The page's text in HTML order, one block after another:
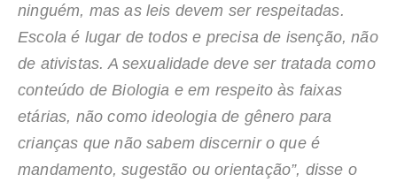
ninguém, mas as leis devem ser respeitadas.
Escola é lugar de todos e precisa de isenção, não
de ativistas. A sexualidade deve ser tratada como
conteúdo de Biologia e em respeito às faixas
etárias, não como ideologia de gênero para
crianças que não sabem discernir o que é
mandamento, sugestão ou orientação”, disse o